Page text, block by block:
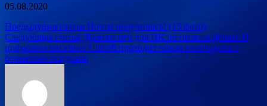
05.08.2020
Навигация
по
записям
Предыдущая статья Почти получилось! (15 фото)
Следующая статья Десятки игр для ПК по низким ценам: В
цифровом магазине Ubisoft проходит новая распродажа с
большими скидками